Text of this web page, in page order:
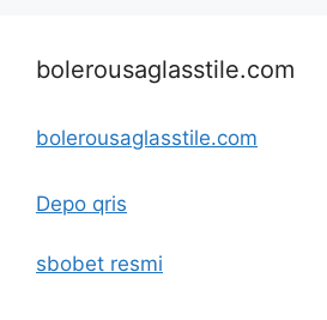
bolerousaglasstile.com
bolerousaglasstile.com
Depo qris
sbobet resmi